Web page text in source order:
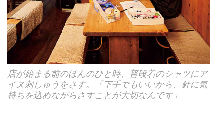
店が始まる前のほんのひと時、普段着のシャツにア
イヌ刺しゅうをさす。「下手でもいいから、針に気
持ちを込めながらさすことが大切なんです」